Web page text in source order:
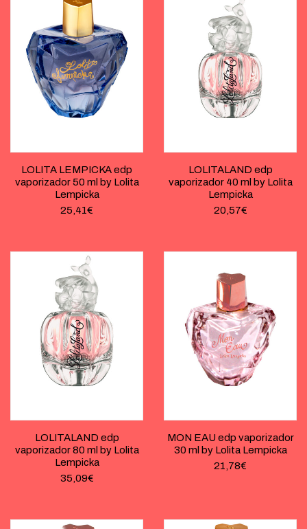
LOLITA LEMPICKA edp
vaporizador 50 ml by Lolita
Lempicka
25,41€
LOLITALAND edp
vaporizador 40 ml by Lolita
Lempicka
20,57€
LOLITALAND edp
vaporizador 80 ml by Lolita
Lempicka
35,09€
MON EAU edp vaporizador
30 ml by Lolita Lempicka
21,78€